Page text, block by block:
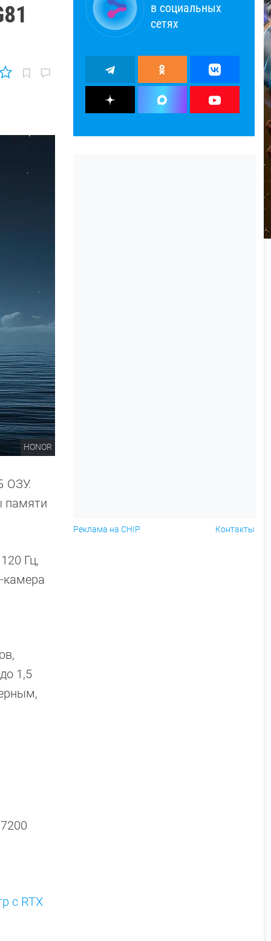
HONOR
ОЗУ.
памяти
Гц,
камера
1,5
с RTX
в социальных
сетях
Реклама на CHIP Контакты